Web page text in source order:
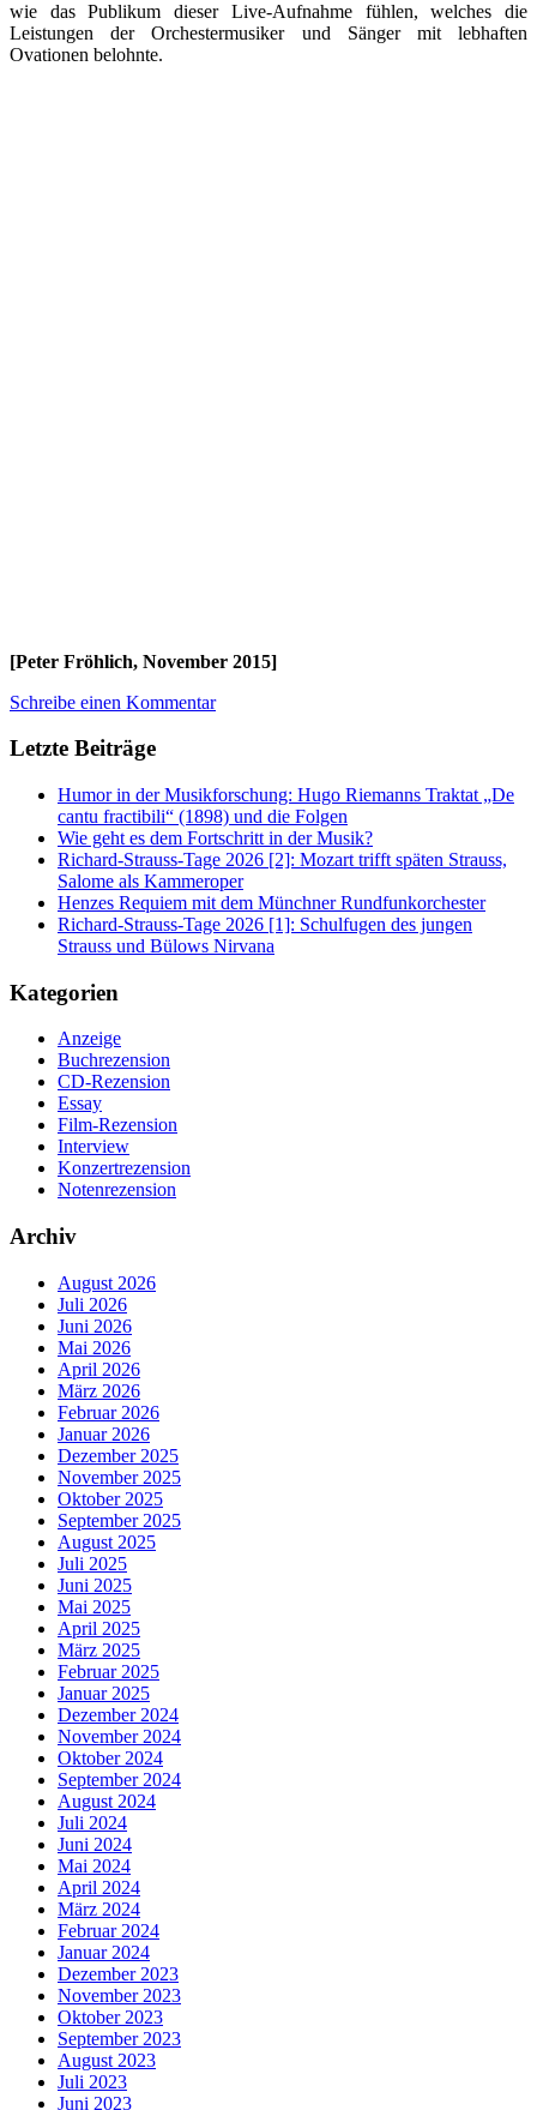
wie das Publikum dieser Live-Aufnahme fühlen, welches die
Leistungen der Orchestermusiker und Sänger mit lebhaften
Ovationen belohnte.
[Peter Fröhlich, November 2015]
Schreibe einen Kommentar
Letzte Beiträge
Humor in der Musikforschung: Hugo Riemanns Traktat „De
cantu fractibili“ (1898) und die Folgen
Wie geht es dem Fortschritt in der Musik?
Richard-Strauss-Tage 2026 [2]: Mozart trifft späten Strauss,
Salome als Kammeroper
Henzes Requiem mit dem Münchner Rundfunkorchester
Richard-Strauss-Tage 2026 [1]: Schulfugen des jungen
Strauss und Bülows Nirvana
Kategorien
Anzeige
Buchrezension
CD-Rezension
Essay
Film-Rezension
Interview
Konzertrezension
Notenrezension
Archiv
August 2026
Juli 2026
Juni 2026
Mai 2026
April 2026
März 2026
Februar 2026
Januar 2026
Dezember 2025
November 2025
Oktober 2025
September 2025
August 2025
Juli 2025
Juni 2025
Mai 2025
April 2025
März 2025
Februar 2025
Januar 2025
Dezember 2024
November 2024
Oktober 2024
September 2024
August 2024
Juli 2024
Juni 2024
Mai 2024
April 2024
März 2024
Februar 2024
Januar 2024
Dezember 2023
November 2023
Oktober 2023
September 2023
August 2023
Juli 2023
Juni 2023